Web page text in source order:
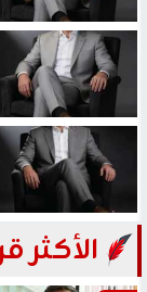
الأكثر